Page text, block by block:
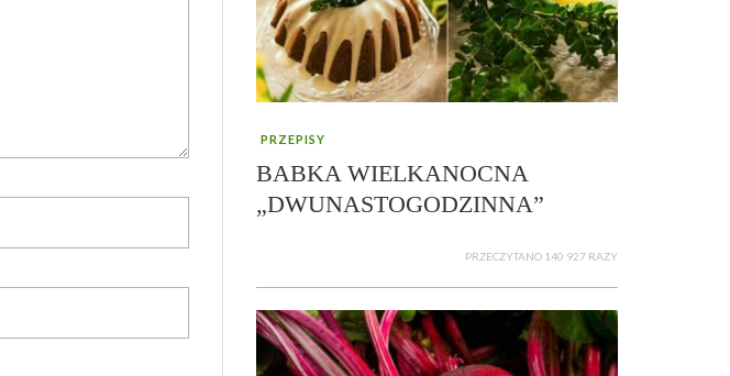
PRZEPISY
BABKA WIELKANOCNA
„DWUNASTOGODZINNA”
PRZECZYTANO 140 927 RAZY